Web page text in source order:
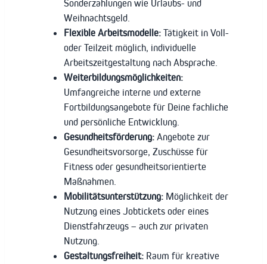
Sonderzahlungen wie Urlaubs- und
Weihnachtsgeld.
Flexible Arbeitsmodelle: Tätigkeit in Voll-
oder Teilzeit möglich, individuelle
Arbeitszeitgestaltung nach Absprache.
Weiterbildungsmöglichkeiten:
Umfangreiche interne und externe
Fortbildungsangebote für Deine fachliche
und persönliche Entwicklung.
Gesundheitsförderung: Angebote zur
Gesundheitsvorsorge, Zuschüsse für
Fitness oder gesundheitsorientierte
Maßnahmen.
Mobilitätsunterstützung: Möglichkeit der
Nutzung eines Jobtickets oder eines
Dienstfahrzeugs – auch zur privaten
Nutzung.
Gestaltungsfreiheit: Raum für kreative